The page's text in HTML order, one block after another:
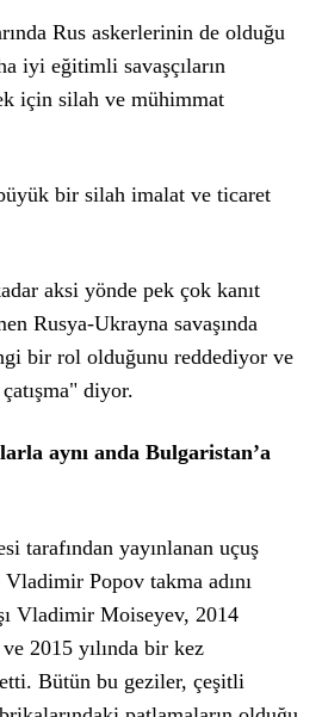
Rus askerlerinin de olduğu
iyi eğitimli savaşçıların
için silah ve mühimmat
bir silah imalat ve ticaret
aksi yönde pek çok kanıt
Rusya-Ukrayna savaşında
bir rol olduğunu reddediyor ve
diyor.
aynı anda Bulgaristan’a
tarafından yayınlanan uçuş
Popov takma adını
Vladimir Moiseyev, 2014
2015 yılında bir kez
Bütün bu geziler, çeşitli